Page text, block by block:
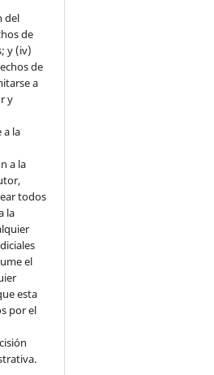
del
de
y (iv)
de
a
y
a la
a la
todos
la
el
esta
por el